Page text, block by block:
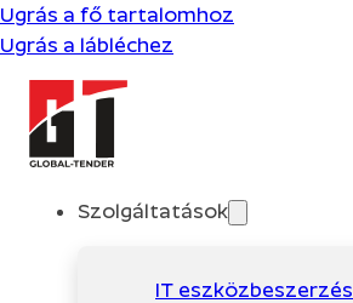
Ugrás a fő tartalomhoz
Ugrás a lábléchez
Szolgáltatások
IT eszközbeszerzés